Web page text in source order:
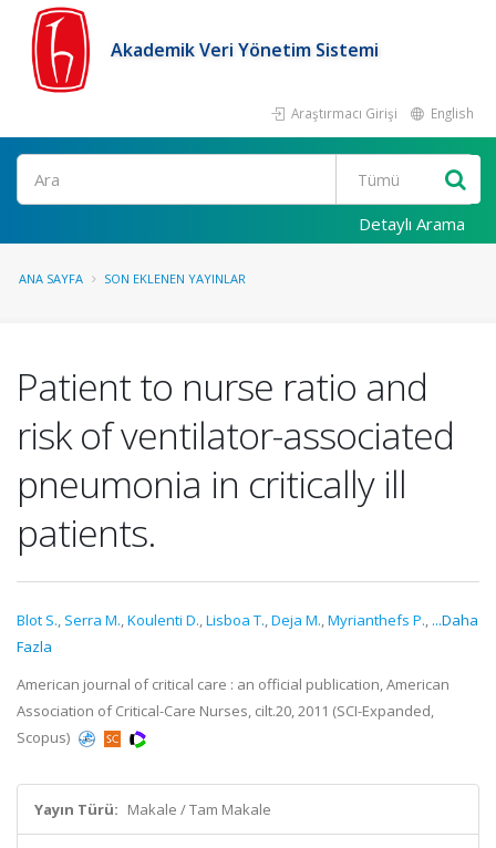
Akademik Veri Yönetim Sistemi
Araştırmacı Girişi English
Ara
Detaylı Arama
ANA SAYFA SON EKLENEN YAYINLAR
Patient to nurse ratio and
risk of ventilator-associated
pneumonia in critically ill
patients.
Blot S., Serra M.,Koulenti D.,Lisboa T.,Deja M.,Myrianthefs P., ...Daha
Fazla
American journal of critical care : an official publication, American
Association of Critical-Care Nurses, cilt.20, 2011 (SCI-Expanded,
Scopus)
Yayın Türü: Makale / Tam Makale